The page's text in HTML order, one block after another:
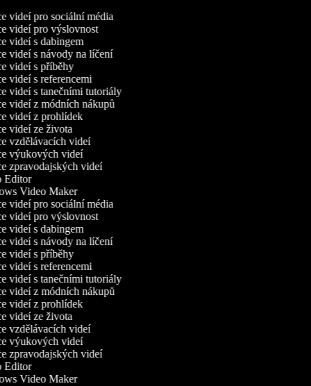
videí pro sociální média
videí pro výslovnost
videí s dabingem
videí s návody na líčení
videí s příběhy
videí s referencemi
videí s tanečními tutoriály
videí z módních nákupů
videí z prohlídek
videí ze života
vzdělávacích videí
výukových videí
zpravodajských videí
Video Maker
videí pro sociální média
videí pro výslovnost
videí s dabingem
videí s návody na líčení
videí s příběhy
videí s referencemi
videí s tanečními tutoriály
videí z módních nákupů
videí z prohlídek
videí ze života
vzdělávacích videí
výukových videí
zpravodajských videí
Video Maker